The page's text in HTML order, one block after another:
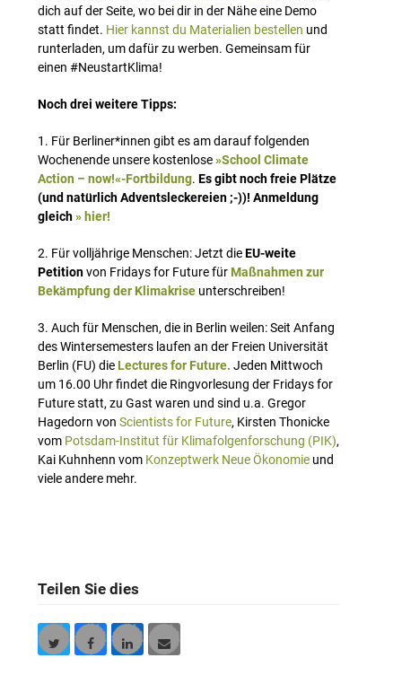
dich auf der Seite, wo bei dir in der Nähe eine Demo
statt findet. Hier kannst du Materialien bestellen und
runterladen, um dafür zu werben. Gemeinsam für
einen #NeustartKlima!
Noch drei weitere Tipps:
1. Für Berliner*innen gibt es am darauf folgenden
Wochenende unsere kostenlose»School Climate
Action – now!«-Fortbildung.Es gibt noch freie Plätze
(und natürlich Adventsleckereien ;-))! Anmeldung
gleich» hier!
2. Für volljährige Menschen: Jetzt dieEU-weite
Petitionvon Fridays for Future für Maßnahmen zur
Bekämpfung der Klimakrise unterschreiben!
3. Auch für Menschen, die in Berlin weilen: Seit Anfang
des Wintersemesters laufen an der Freien Universität
Berlin (FU) die Lectures for Future. Jeden Mittwoch
um 16.00 Uhr findet die Ringvorlesung der Fridays for
Future statt, zu Gast waren und sind u.a. Gregor
Hagedorn vonScientists for Future, Kirsten Thonicke
vom Potsdam-Institut für Klimafolgenforschung (PIK),
Kai Kuhnhenn vom Konzeptwerk Neue Ökonomie und
viele andere mehr.
Teilen Sie dies